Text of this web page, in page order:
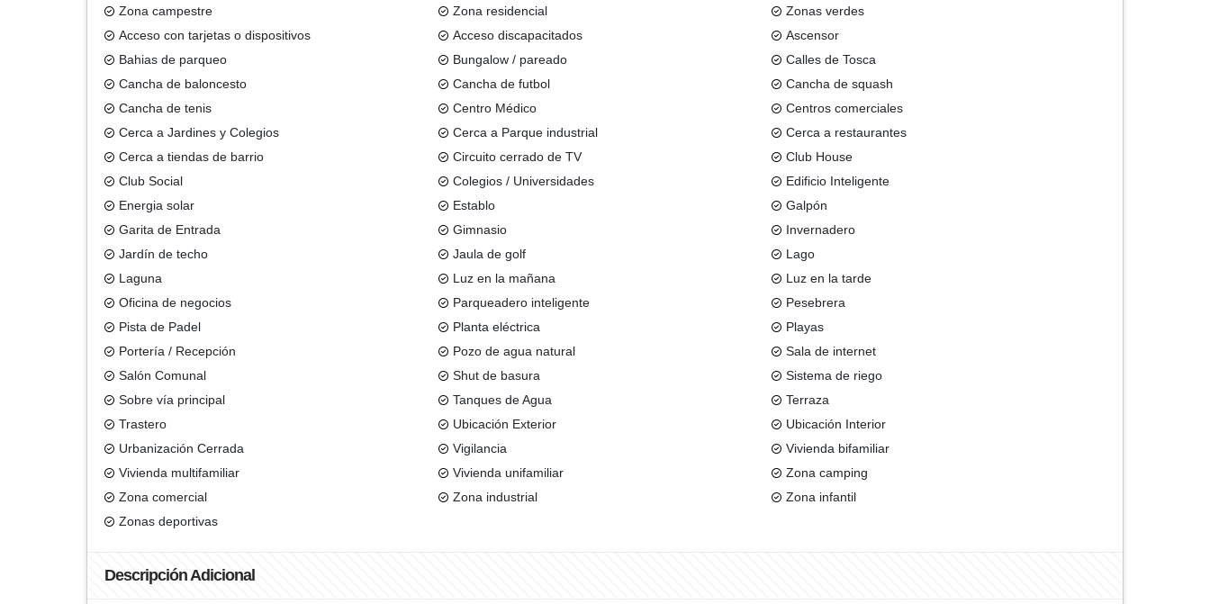
Zona campestre
Zona residencial
Zonas verdes
Acceso con tarjetas o dispositivos
Acceso discapacitados
Ascensor
Bahias de parqueo
Bungalow / pareado
Calles de Tosca
Cancha de baloncesto
Cancha de futbol
Cancha de squash
Cancha de tenis
Centro Médico
Centros comerciales
Cerca a Jardines y Colegios
Cerca a Parque industrial
Cerca a restaurantes
Cerca a tiendas de barrio
Circuito cerrado de TV
Club House
Club Social
Colegios / Universidades
Edificio Inteligente
Energia solar
Establo
Galpón
Garita de Entrada
Gimnasio
Invernadero
Jardín de techo
Jaula de golf
Lago
Laguna
Luz en la mañana
Luz en la tarde
Oficina de negocios
Parqueadero inteligente
Pesebrera
Pista de Padel
Planta eléctrica
Playas
Portería / Recepción
Pozo de agua natural
Sala de internet
Salón Comunal
Shut de basura
Sistema de riego
Sobre vía principal
Tanques de Agua
Terraza
Trastero
Ubicación Exterior
Ubicación Interior
Urbanización Cerrada
Vigilancia
Vivienda bifamiliar
Vivienda multifamiliar
Vivienda unifamiliar
Zona camping
Zona comercial
Zona industrial
Zona infantil
Zonas deportivas
Descripción Adicional